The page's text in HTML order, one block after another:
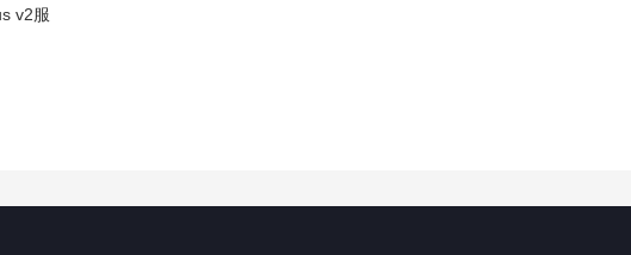
v2服